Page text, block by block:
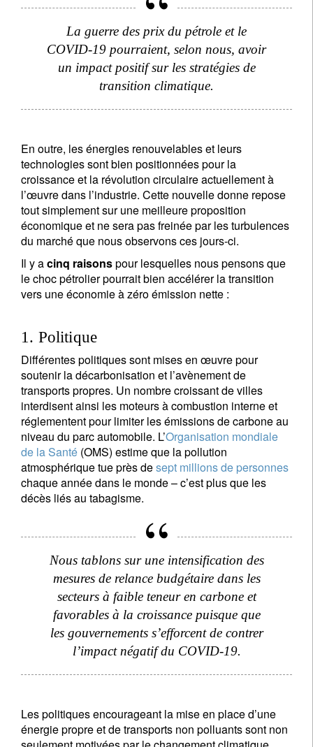
La guerre des prix du pétrole et le
COVID-19 pourraient, selon nous, avoir
un impact positif sur les stratégies de
transition climatique.
En outre, les énergies renouvelables et leurs
technologies sont bien positionnées pour la
croissance et la révolution circulaire actuellement à
l’œuvre dans l’industrie. Cette nouvelle donne repose
tout simplement sur une meilleure proposition
économique et ne sera pas freinée par les turbulences
du marché que nous observons ces jours-ci.
Il y acinq raisonspour lesquelles nous pensons que
le choc pétrolier pourrait bien accélérer la transition
vers une économie à zéro émission nette :
1. Politique
Différentes politiques sont mises en œuvre pour
soutenir la décarbonisation et l’avènement de
transports propres. Un nombre croissant de villes
interdisent ainsi les moteurs à combustion interne et
réglementent pour limiter les émissions de carbone au
niveau du parc automobile. L’Organisation mondiale
de la Santé (OMS) estime que la pollution
atmosphérique tue près desept millions de personnes
chaque année dans le monde – c’est plus que les
décès liés au tabagisme.
Nous tablons sur une intensification des
mesures de relance budgétaire dans les
secteurs à faible teneur en carbone et
favorables à la croissance puisque que
les gouvernements s’efforcent de contrer
l’impact négatif du COVID-19.
Les politiques encourageant la mise en place d’une
énergie propre et de transports non polluants sont non